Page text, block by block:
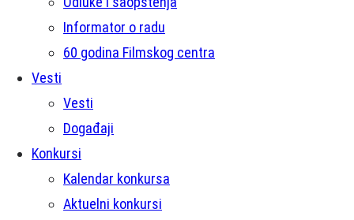
Informator o radu
60 godina Filmskog centra
Vesti
Vesti
Događaji
Konkursi
Kalendar konkursa
Aktuelni konkursi